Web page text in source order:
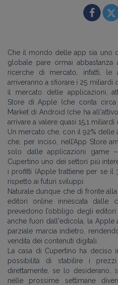
Che il mondo delle app sia uno
globale pare ormai
ricerche di mercato, infatti,
arriveranno a sfiorare i 25
il mercato delle applicazioni,
Store di Apple (che conta
Market di Android (che ha
arrivare a valere quasi 15,1
Un mercato che, con il 92%
che, per inciso, nell’App Store
solo dalle applicazioni game
Cupertino uno dei settori più
i profitti (Apple trattiene per se il
rispetto ai futuri sviluppi.
Naturale dunque che di fronte
editori online innescata dalle
prevedono l’obbligo degli
anche fuori dall'edicola, la Apple
parziale marcia indietro,
vendita dei contenuti digitali.
La casa di Cupertino ha deciso
possibilità di stabilire i
direttamente, se lo desiderano,
nelle prossime settimane